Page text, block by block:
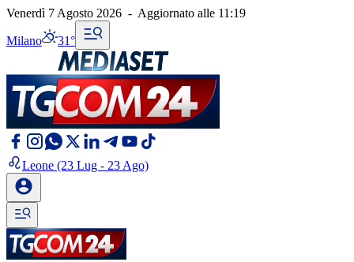
Venerdì 7 Agosto 2026 - Aggiornato alle 11:19
Milano 31°
Leone (23 Lug - 23 Ago)